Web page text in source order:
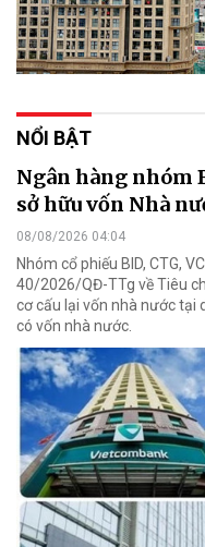
NỔI BẬT
Ngân hàng nhóm
sở hữu vốn Nhà
08/08/2026 04:04
Nhóm cổ phiếu BID, CTG,
40/2026/QĐ-TTg về Tiêu
cơ cấu lại vốn nhà nước tại
có vốn nhà nước.